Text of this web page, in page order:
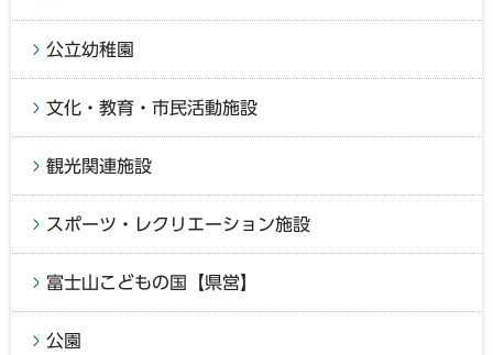
公立幼稚園
文化・教育・市民活動施設
観光関連施設
スポーツ・レクリエーション施設
富士山こどもの国【県営】
公園